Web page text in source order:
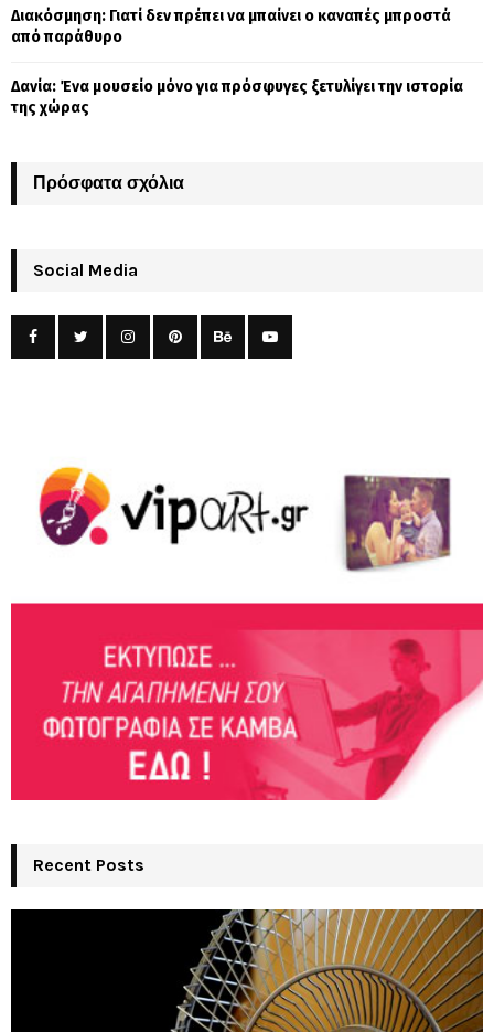
Διακόσμηση: Γιατί δεν πρέπει να μπαίνει ο καναπές μπροστά
από παράθυρο
Δανία: Ένα μουσείο μόνο για πρόσφυγες ξετυλίγει την ιστορία
της χώρας
Πρόσφατα σχόλια
Social Media
Recent Posts